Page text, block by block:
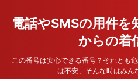
電話やSMSの用件
からの着
この番号は安心できる番号？それとも
は不安、そんな時はみん